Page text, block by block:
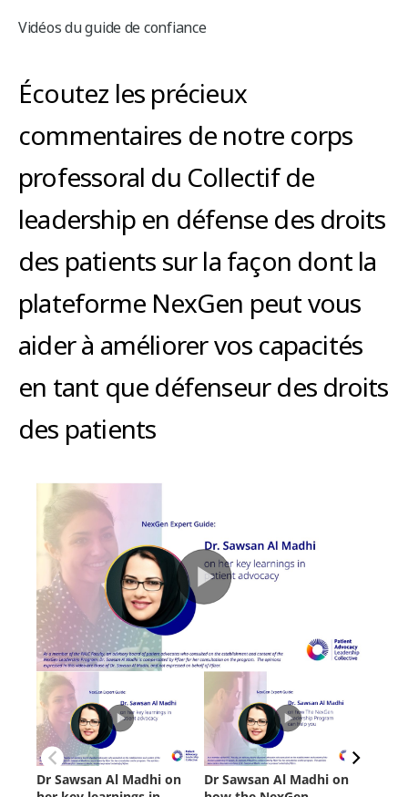
Vidéos du guide de confiance
Écoutez les précieux
commentaires de notre corps
professoral du Collectif de
leadership en défense des droits
des patients sur la façon dont la
plateforme NexGen peut vous
aider à améliorer vos capacités
en tant que défenseur des droits
des patients